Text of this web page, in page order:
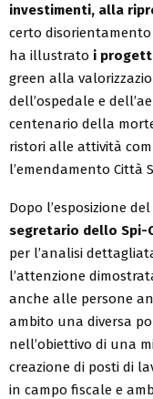
investimenti, alla
certo
ha illustrato i
green alla
dell’ospedale e
centenario della
ristori alle attività
l’emendamento Città
Dopo l’esposizione
segretario dello Spi-
per l’analisi
l’attenzione
anche alle persone
ambito una diversa
nell’obiettivo di una
creazione di posti di
in campo fiscale e